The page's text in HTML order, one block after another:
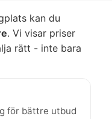
kan du
. Vi visar priser
rätt - inte bara
för bättre utbud